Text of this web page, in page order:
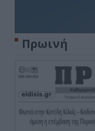
Πρωινή